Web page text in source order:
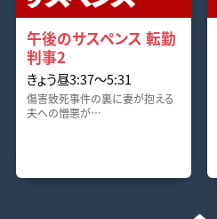
午後のサスペンス 転勤
判事2
きょう昼3:37〜5:31
傷害致死事件の裏に妻が抱える
夫への憎悪が…